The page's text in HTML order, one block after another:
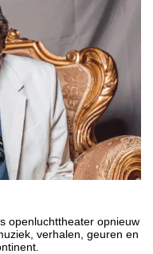
openluchttheater opnieuw
verhalen, geuren en